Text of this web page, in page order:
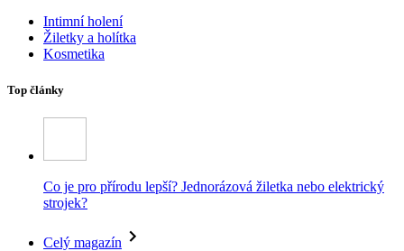
Intimní holení
Žiletky a holítka
Kosmetika
Top články
Co je pro přírodu lepší? Jednorázová žiletka nebo elektrický
strojek?
Celý magazín